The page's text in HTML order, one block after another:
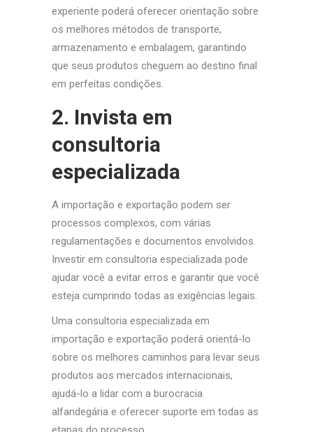
experiente poderá oferecer orientação sobre
os melhores métodos de transporte,
armazenamento e embalagem, garantindo
que seus produtos cheguem ao destino final
em perfeitas condições.
2. Invista em
consultoria
especializada
A importação e exportação podem ser
processos complexos, com várias
regulamentações e documentos envolvidos.
Investir em consultoria especializada pode
ajudar você a evitar erros e garantir que você
esteja cumprindo todas as exigências legais.
Uma consultoria especializada em
importação e exportação poderá orientá-lo
sobre os melhores caminhos para levar seus
produtos aos mercados internacionais,
ajudá-lo a lidar com a burocracia
alfandegária e oferecer suporte em todas as